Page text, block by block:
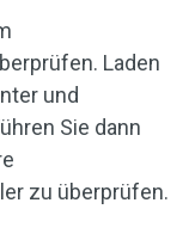
Laden
und
Sie dann
zu überprüfen.